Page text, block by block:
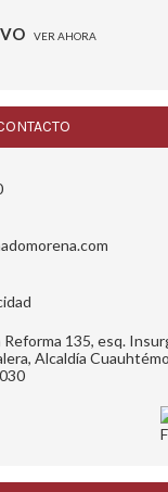
VER AHORA
Reforma 135, esq.
Alcaldía